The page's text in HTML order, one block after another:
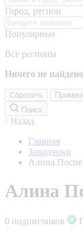
Город, регион
Популярные
Все регионы
Ничего не найдено
Сбросить
Поиск
Назад
Главная
Заводчики
Алина
Алина
0 подписчиков